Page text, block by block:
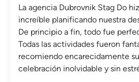
La agencia Dubrovnik Stag Do
increíble planificando nuestra
De principio a fin, todo fue
Todas las actividades fueron
recomiendo encarecidamente
celebración inolvidable y sin